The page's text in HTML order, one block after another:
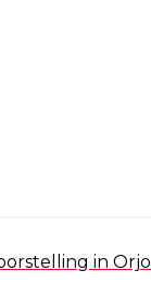
in Orjol